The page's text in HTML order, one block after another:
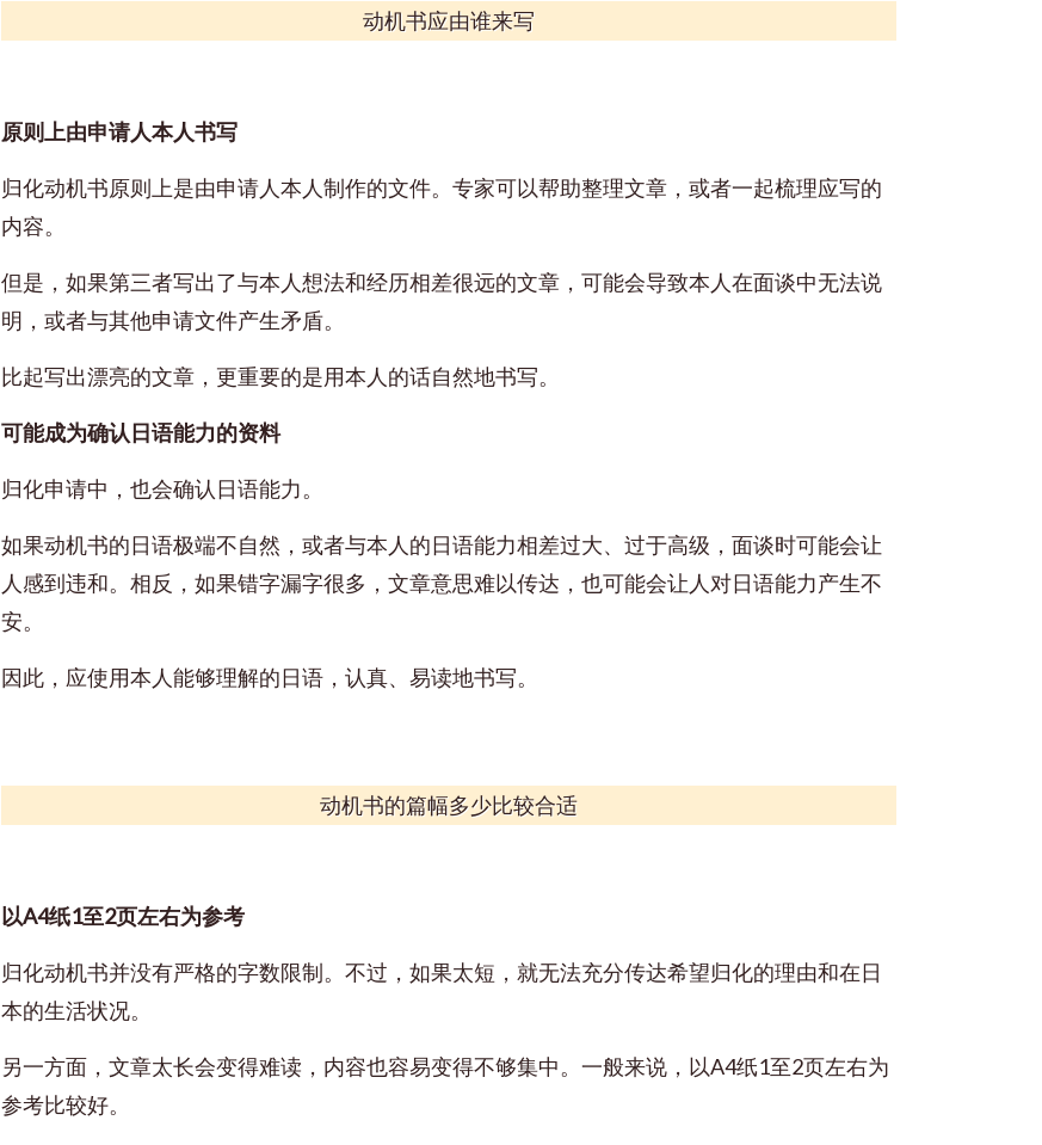
动机书应由谁来写
原则上由申请人本人书写
归化动机书原则上是由申请人本人制作的文件。专家可以帮助整理文章，或者一起梳理应写的
内容。
但是，如果第三者写出了与本人想法和经历相差很远的文章，可能会导致本人在面谈中无法说
明，或者与其他申请文件产生矛盾。
比起写出漂亮的文章，更重要的是用本人的话自然地书写。
可能成为确认日语能力的资料
归化申请中，也会确认日语能力。
如果动机书的日语极端不自然，或者与本人的日语能力相差过大、过于高级，面谈时可能会让
人感到违和。相反，如果错字漏字很多，文章意思难以传达，也可能会让人对日语能力产生不
安。
因此，应使用本人能够理解的日语，认真、易读地书写。
动机书的篇幅多少比较合适
以A4纸1至2页左右为参考
归化动机书并没有严格的字数限制。不过，如果太短，就无法充分传达希望归化的理由和在日
本的生活状况。
另一方面，文章太长会变得难读，内容也容易变得不够集中。一般来说，以A4纸1至2页左右为
参考比较好。